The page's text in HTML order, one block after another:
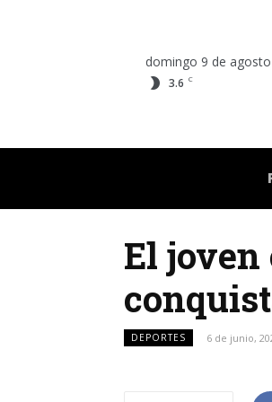
domingo 9 de
3.6 C
El
DEPORTES 6 de junio,